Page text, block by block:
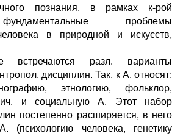
познания, в рамках к-рой
проблемы
в природной и искусств,
разл. варианты
дисциплин. Так, к А. относят:
этнологию, фольклор,
и социальную А. Этот набор
постепенно расширяется, в него
(психологию человека, генетику